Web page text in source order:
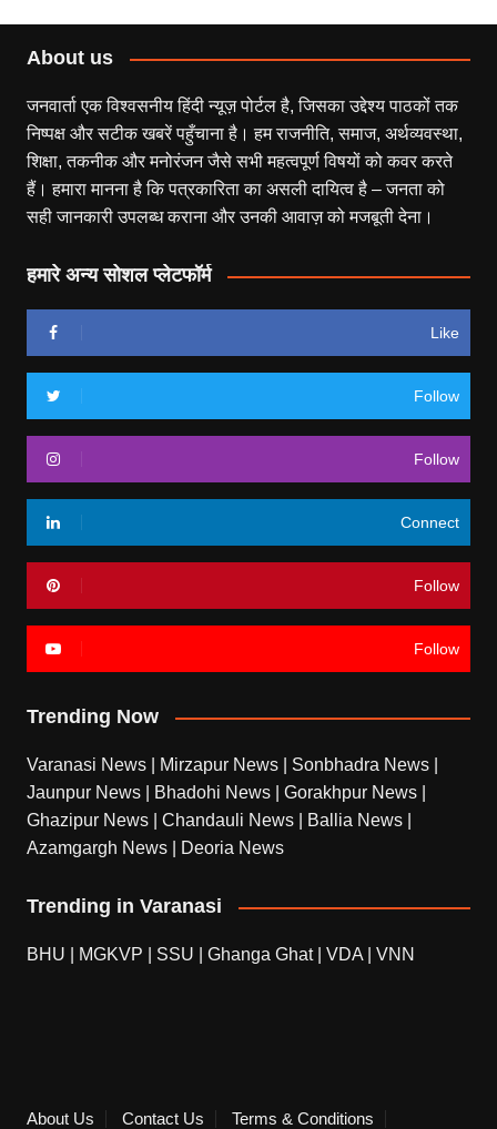
About us
जनवार्ता एक विश्वसनीय हिंदी न्यूज़ पोर्टल है, जिसका उद्देश्य पाठकों तक
निष्पक्ष और सटीक खबरें पहुँचाना है। हम राजनीति, समाज, अर्थव्यवस्था,
शिक्षा, तकनीक और मनोरंजन जैसे सभी महत्वपूर्ण विषयों को कवर करते
हैं। हमारा मानना है कि पत्रकारिता का असली दायित्व है – जनता को
सही जानकारी उपलब्ध कराना और उनकी आवाज़ को मजबूती देना।
हमारे अन्य सोशल प्लेटफॉर्म
Like
Follow
Follow
Connect
Follow
Follow
Trending Now
Varanasi News Mirzapur News Sonbhadra News
Jaunpur News
Bhadohi News Gorakhpur News
Ghazipur News
Chandauli News Ballia News
Azamgargh News
Deoria News
Trending in Varanasi
BHU MGKVP SSU Ghanga Ghat| VDA VNN
About Us Contact Us Terms & Conditions